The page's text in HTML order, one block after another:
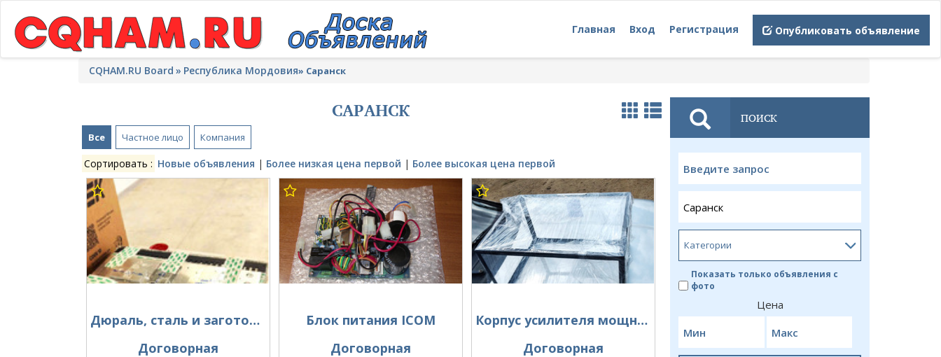
Главная Вход Регистрация Опубликовать объявление
CQHAM.RU Board Республика Мордовия» Саранск
САРАНСК
Все Частное лицо Компания
Сортировать : Новые объявления | Более низкая цена первой | Более высокая цена первой
Дюраль, сталь и заготовки.
Договорная
Блок питания ICOM
Договорная
Корпус усилителя мощности КРС-78
Договорная
ПОИСК
Показать только объявления с
фото
Цена